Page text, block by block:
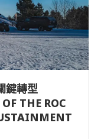
鍵轉型
THE ROC